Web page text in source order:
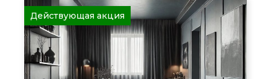
Действующая акция